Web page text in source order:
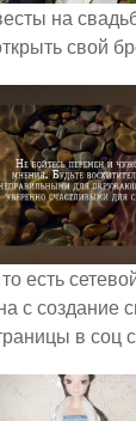
на
свой
есть
с создание
в соц